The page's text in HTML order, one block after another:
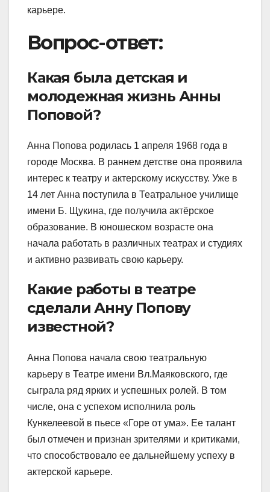
карьере.
Вопрос-ответ:
Какая была детская и
молодежная жизнь Анны
Поповой?
Анна Попова родилась 1 апреля 1968 года в
городе Москва. В раннем детстве она проявила
интерес к театру и актерскому искусству. Уже в
14 лет Анна поступила в Театральное училище
имени Б. Щукина, где получила актёрское
образование. В юношеском возрасте она
начала работать в различных театрах и студиях
и активно развивать свою карьеру.
Какие работы в театре
сделали Анну Попову
известной?
Анна Попова начала свою театральную
карьеру в Театре имени Вл.Маяковского, где
сыграла ряд ярких и успешных ролей. В том
числе, она с успехом исполнила роль
Кункелеевой в пьесе «Горе от ума». Ее талант
был отмечен и признан зрителями и критиками,
что способствовало ее дальнейшему успеху в
актерской карьере.